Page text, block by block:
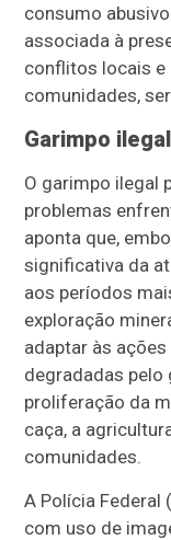
consumo
associada à
conflitos locais e
comunidades,
Garimpo ilegal
O garimpo ilegal
problemas
aponta que,
significativa da
aos períodos
exploração
adaptar às
degradadas
proliferação da
caça, a
comunidades.
A Polícia Federal
com uso de